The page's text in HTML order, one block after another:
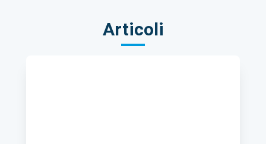
Articoli